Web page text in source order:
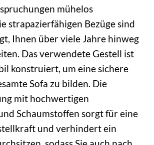
mühelos
strapazierfähigen Bezüge sind
Ihnen über viele Jahre hinweg
Das verwendete Gestell ist
konstruiert, um eine sichere
Sofa zu bilden. Die
mit hochwertigen
Schaumstoffen sorgt für eine
und verhindert ein